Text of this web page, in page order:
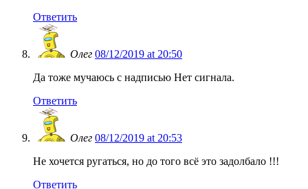
Ответить
Олег 08/12/2019 at 20:50
Да тоже мучаюсь с надписью Нет сигнала.
Ответить
Олег 08/12/2019 at 20:53
Не хочется ругаться, но до того всё это задолбало !!!
Ответить